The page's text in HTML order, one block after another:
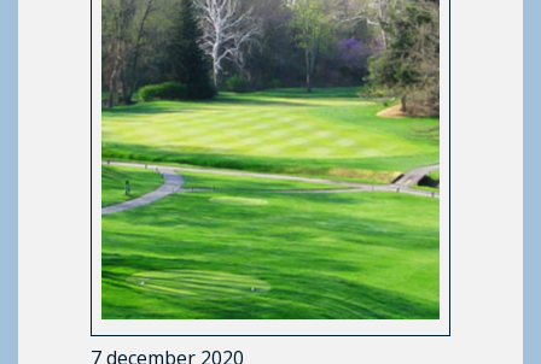
7 december 2020